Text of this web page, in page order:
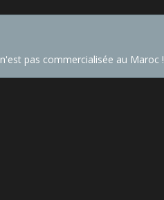
n'est pas commercialisée au Maroc !